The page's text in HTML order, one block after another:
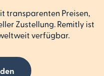
transparenten Preisen,
Zustellung. Remitly ist
verfügbar.